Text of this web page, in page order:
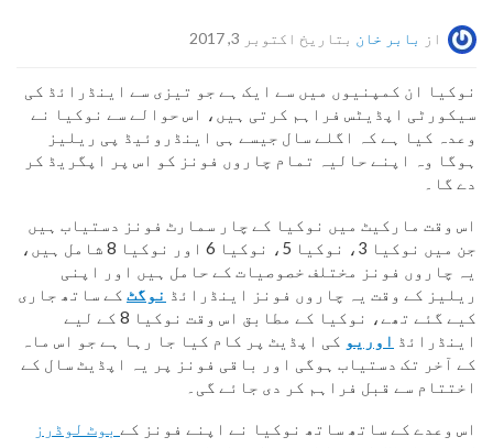
از بابر خان بتاریخ اکتوبر 3, 2017
نوکیا ان کمپنیوں میں سے ایک ہے جو تیزی سے اینڈرائڈ کی
سیکورٹی اپڈیٹس فراہم کرتی ہیں، اس حوالے سے نوکیا نے
وعدہ کیا ہے کہ اگلے سال جیسے ہی اینڈروئیڈ پی ریلیز
ہوگا وہ اپنے حالیہ تمام چاروں فونز کو اس پر اپگریڈ کر
دے گا۔
اس وقت مارکیٹ میں نوکیا کے چار سمارٹ فونز دستیاب ہیں
جن میں نوکیا 3، نوکیا 5، نوکیا 6 اور نوکیا 8 شامل ہیں،
یہ چاروں فونز مختلف خصوصیات کے حامل ہیں اور اپنی
ریلیز کے وقت یہ چاروں فونز اینڈرائڈ نوگٹ کے ساتھ جاری
کیے گئے تھے، نوکیا کے مطابق اس وقت نوکیا 8 کے لیے
اینڈرائڈ اوریو کی اپڈیٹ پر کام کیا جا رہا ہے جو اس ماہ
کے آخر تک دستیاب ہوگی اور باقی فونز پر یہ اپڈیٹ سال کے
اختتام سے قبل فراہم کر دی جائے گی۔
اس وعدے کے ساتھ ساتھ نوکیا نے اپنے فونز کے بوٹ لوڈرز